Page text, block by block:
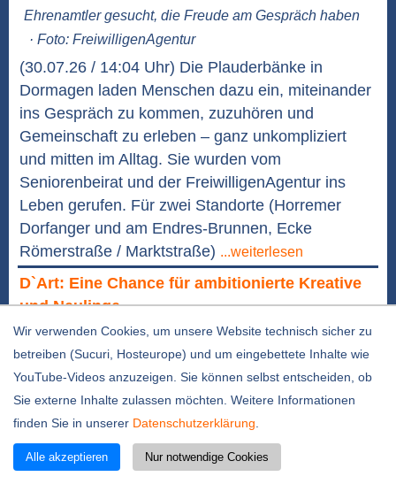
Wir verwenden Cookies, um unsere Website technisch sicher zu
betreiben (Sucuri, Hosteurope) und um eingebettete Inhalte wie
YouTube-Videos anzuzeigen. Sie können selbst entscheiden, ob
Sie externe Inhalte zulassen möchten. Weitere Informationen
finden Sie in unserer Datenschutzerklärung
Alle akzeptieren Nur notwendige Cookies
Ehrenamtler gesucht, die Freude am Gespräch haben
· Foto: FreiwilligenAgentur
(30.07.26 / 14:04 Uhr) Die Plauderbänke in
Dormagen laden Menschen dazu ein, miteinander
ins Gespräch zu kommen, zuzuhören und
Gemeinschaft zu erleben – ganz unkompliziert
und mitten im Alltag. Sie wurden vom
Seniorenbeirat und der FreiwilligenAgentur ins
Leben gerufen. Für zwei Standorte (Horremer
Dorfanger und am Endres-Brunnen, Ecke
Römerstraße / Marktstraße) ...weiterlesen
D`Art: Eine Chance für ambitionierte Kreative
und Neulinge